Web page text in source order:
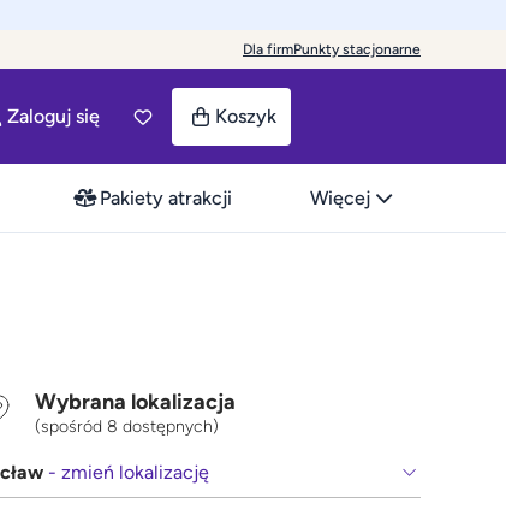
Dla firmPunkty stacjonarne
Zaloguj się Koszyk
Pakiety atrakcji Więcej
Wybrana lokalizacja
(spośród 8 dostępnych)
- zmień lokalizację